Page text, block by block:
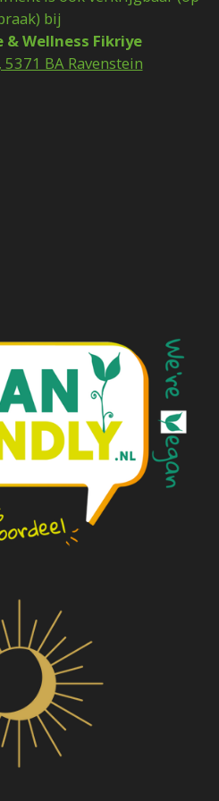
o
t
a
g
r
a
bij
& Wellness Fikriye
BA Ravenstein